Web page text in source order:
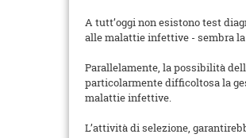
A tutt’oggi non esistono test
alle malattie infettive - sembra
Parallelamente, la possibilità
particolarmente difficoltosa la
malattie infettive.
L’attività di selezione,